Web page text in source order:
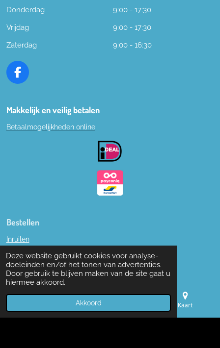
Deze website gebruikt cookies voor analyse-
doeleinden en/of het tonen van advertenties.
Door gebruik te blijven maken van de site gaat u
hiermee akkoord.
Akkoord
Donderdag
9:00 - 17:30
Vrijdag
9:00 - 17:30
Zaterdag
9:00 - 16:30
F
e
o
Makkelijk en veilig betalen
Betaalmogelijkheden online
Bestellen
Inruilen
Garantie
Retourneren of ruilen
Privacy statement Telefoonnummer Kaart